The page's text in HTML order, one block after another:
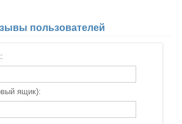
пользователей
ящик):